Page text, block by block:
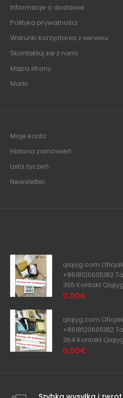
Informacje o dostawie
Polityka prywatności
Warunki korzystania z serwisu
Skontaktuj się z nami
Mapa strony
Marki
Moje konto
Historia zamówień
Lista życzeń
Newsletter
qiqiyg.com
+8618120605182
365 Kontakt Qiqiyg
0,00€
qiqiyg.com
+8618120605182
364 Kontakt
0,00€